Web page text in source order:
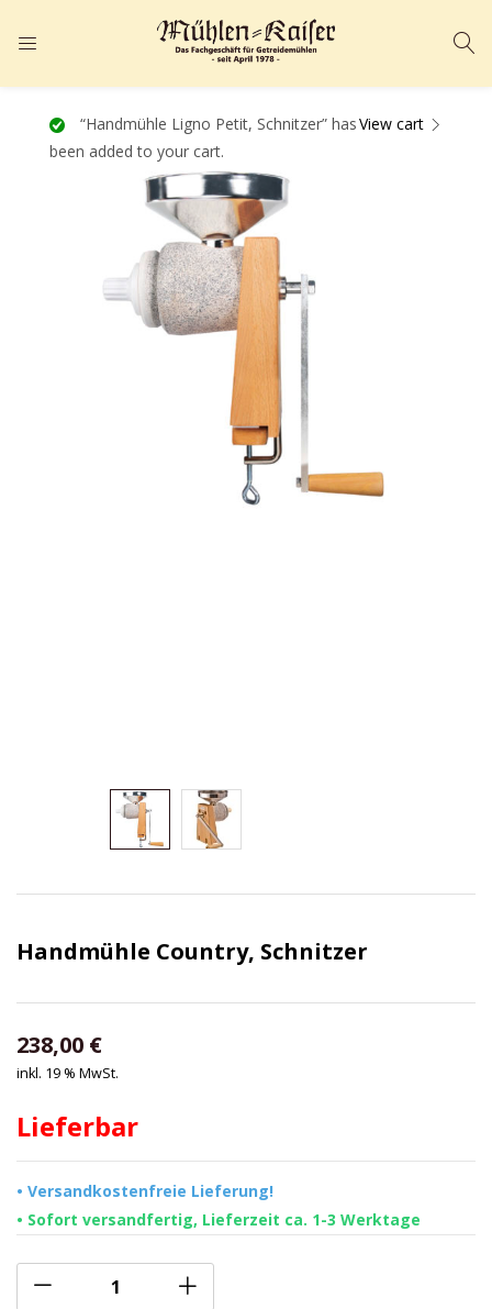
ANMELDEN
Geben Sie Ihren Benutzernamen und Ihr Passwort ein, um sich
anzumelden.
Angemeldet bleiben
View cart
“Handmühle Ligno Petit, Schnitzer” has
been added to your cart.
Handmühle Country, Schnitzer
238,00 €
inkl. 19 % MwSt.
Lieferbar
• Versandkostenfreie Lieferung!
• Sofort versandfertig, Lieferzeit ca. 1-3 Werktage